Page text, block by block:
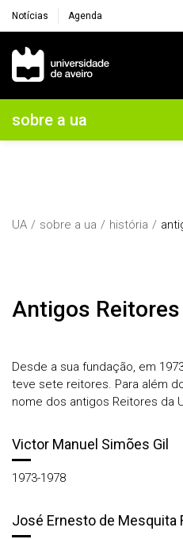
Notícias Agenda
Navegação
Navegação Lateral
sobre a ua
UA sobre a ua história
Antigos Reitores
Desde a sua fundação, em
teve sete reitores. Para além
nome dos antigos Reitores da
Victor Manuel Simões Gil
1973-1978
José Ernesto de Mesquita